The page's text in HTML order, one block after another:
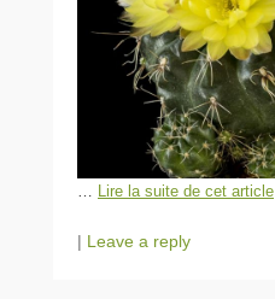
Lire la suite de cet article
| Leave a reply